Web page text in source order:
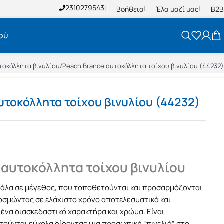
2310279543 Βοήθεια Έλα μαζί μας B2B
βινυλίου/Peach Brance αυτοκόλλητα τοίχου βινυλίου (44232)
τοίχου βινυλίου (44232)
τοίχου βινυλίου
σε μέγεθος, που τοποθετούνται και προσαρμόζονται
σε ελάχιστο χρόνο αποτελεσματικά και
διασκεδαστικό χαρακτήρα και χρώμα. Είναι